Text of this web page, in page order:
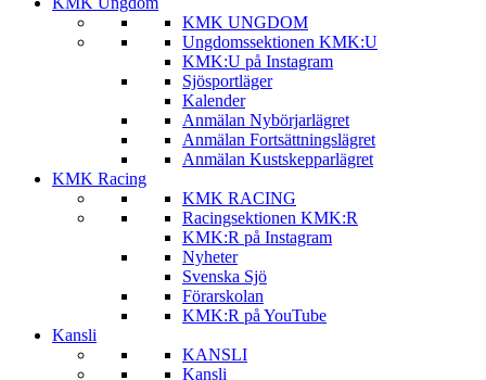
KMK UNGDOM
Ungdomssektionen KMK:U
KMK:U på Instagram
Sjösportläger
Kalender
Anmälan Nybörjarlägret
Anmälan Fortsättningslägret
Anmälan Kustskepparlägret
KMK Racing
KMK RACING
Racingsektionen KMK:R
KMK:R på Instagram
Nyheter
Svenska Sjö
Förarskolan
KMK:R på YouTube
Kansli
KANSLI
Kansli